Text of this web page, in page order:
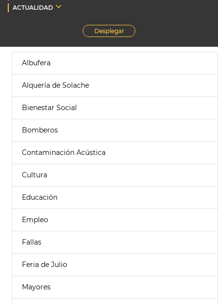
ACTUALIDAD
Desplegar
Albufera
Alquería de Solache
Bienestar Social
Bomberos
Contaminación Acústica
Cultura
Educación
Empleo
Fallas
Feria de Julio
Mayores